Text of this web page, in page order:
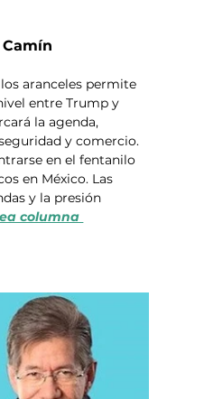
aranceles permite
entre Trump y
la agenda,
y comercio.
en el fentanilo
en México. Las
y la presión
columna